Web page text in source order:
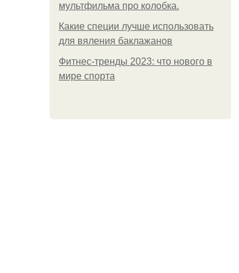
мультфильма про колобка.
Какие специи лучше использовать
для вяления баклажанов
Фитнес-тренды 2023: что нового в
мире спорта